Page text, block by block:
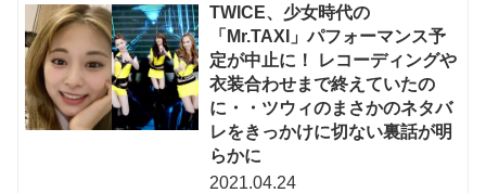
TWICE、少女時代の
「Mr.TAXI」パフォーマンス予
定が中止に！ レコーディングや
衣装合わせまで終えていたの
に・・ツウィのまさかのネタバ
レをきっかけに切ない裏話が明
らかに
2021.04.24